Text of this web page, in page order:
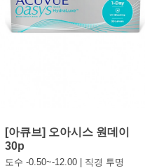
[아큐브] 오아시스 원데이
30p
도수 -0.50~-12.00 | 직경 투명